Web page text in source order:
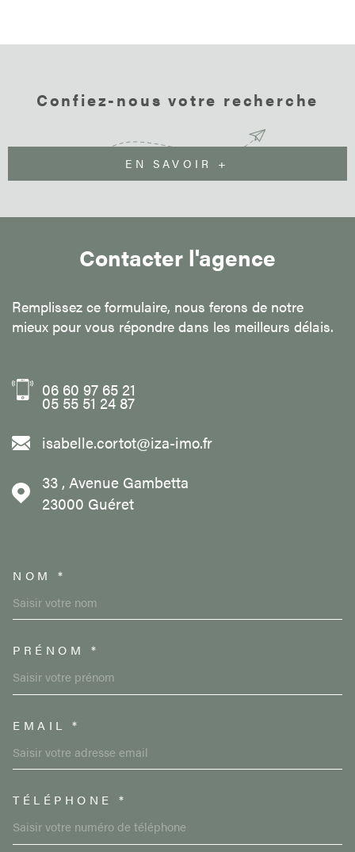
Confiez-nous votre recherche
EN SAVOIR +
Contacter l'agence
Remplissez ce formulaire, nous ferons de notre
mieux pour vous répondre dans les meilleurs délais.
06 60 97 65 21
05 55 51 24 87
isabelle.cortot@iza-imo.fr
33 , Avenue Gambetta
23000
Guéret
NOM *
PRÉNOM *
EMAIL *
TÉLÉPHONE *